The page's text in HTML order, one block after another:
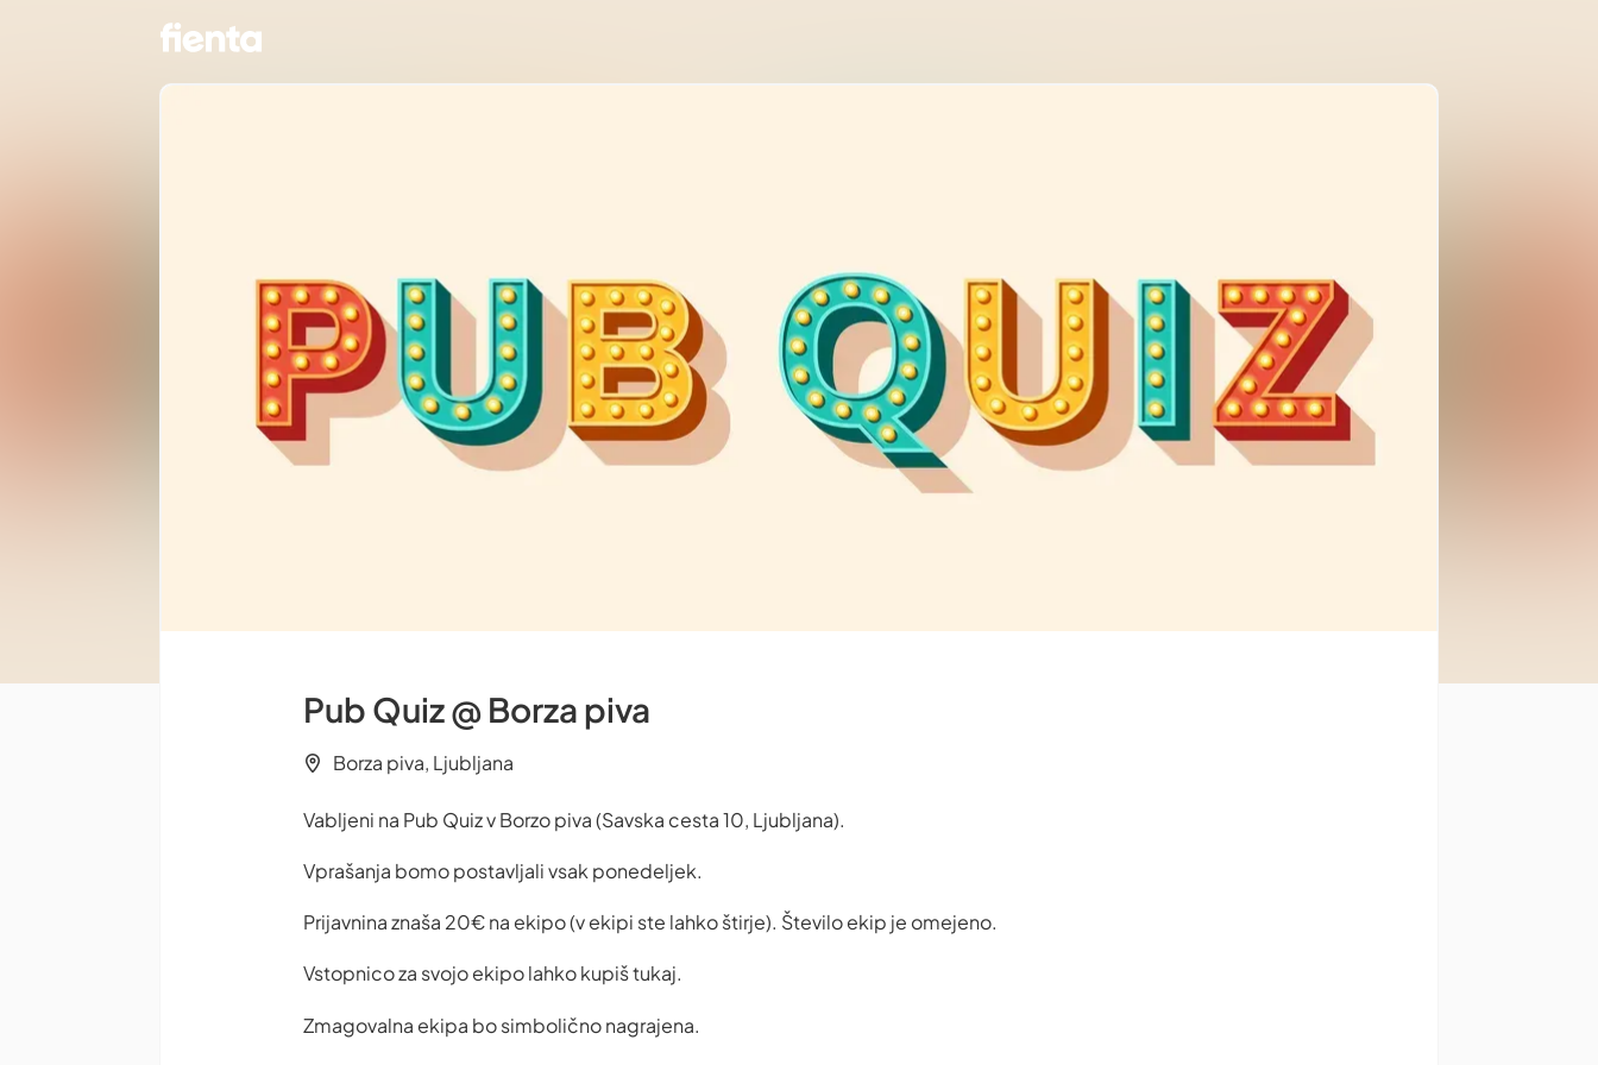
Pub Quiz @ Borza piva
Borza piva, Ljubljana
Vabljeni na Pub Quiz v Borzo piva (Savska cesta 10, Ljubljana).
Vprašanja bomo postavljali vsak ponedeljek.
Prijavnina znaša 20€ na ekipo (v ekipi ste lahko štirje). Število ekip je omejeno.
Vstopnico za svojo ekipo lahko kupiš tukaj.
Zmagovalna ekipa bo simbolično nagrajena.